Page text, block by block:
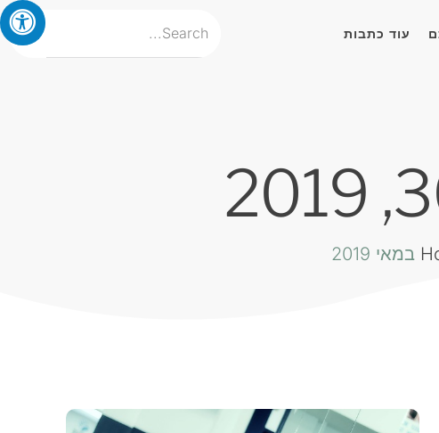
עוד כתבות